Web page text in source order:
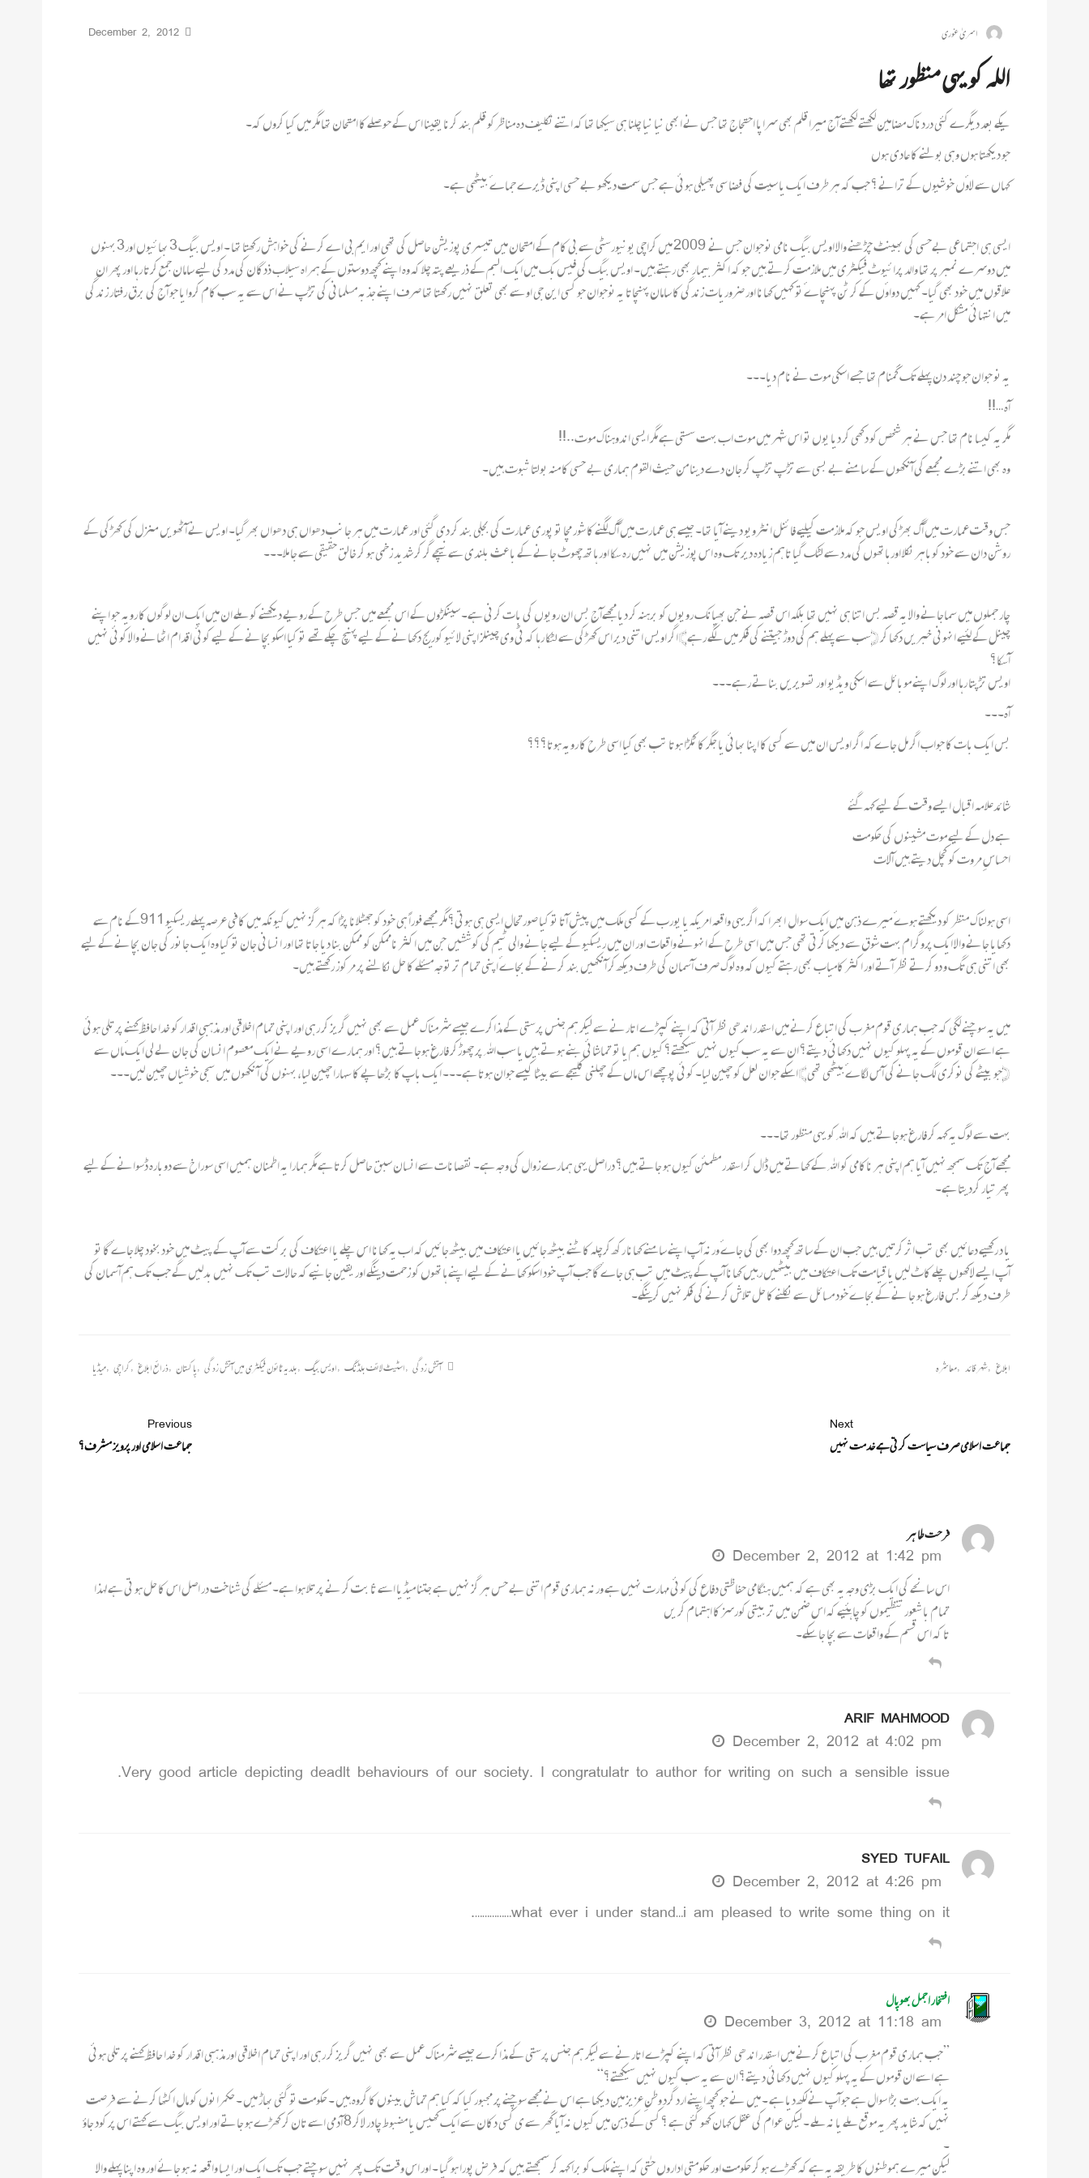
اسریٰ غوری December 2, 2012
اللہ کو یہی منظور تھا
یکے بعد دیگرے کئی دردناک مضامین لکھتے لکھتے آج میرا قلم بھی سراپا احتجاج تھا جس نے ابھی نیا نیا چلنا ہی سیکھا تھا کہ اتنے تکلیف دہ مناظرکو قلم بند کرنا یقینا اس کے حوصلے کا امتحان تھا مگر میں کیا کروں کہ۔
جو دیکھتا ہوں وہی بولنے کا عادی ہوں
کہاں سے لاوٴں خوشیوں کے ترانے ؟ جب کہ ہر طرف ایک یا سیت کی فضا سی پھیلی ہوئی ہے جس سمت دیکھو بے حسی اپنی ڈیرے جماےٴ بیٹھی ہے۔
ایسی ہی اجتماعی بےحسی کی بھینٹ چڑھنے والا اویس بیگ نامی نوجوان جس نے 2009 میں کراچی یونیورسٹی سے بی کام کے امتحان میں تیسری پوزیشن حاصل کی تھی اور ایم بی اے کرنے کی خواہش رکھتا تھا ۔ اویس بیگ 3 بھائیوں اور3 بہنوں
میں دوسرے نمبر پر تھا والد پرائیوٹ فیکٹری میں ملازمت کرتے ہیں جو کہ اکثر بیمار بھی رہتے ہیں۔ اویس بیگ کی فیس بک میں ایک البم کے ذریعے پتہ چلا کہ وہ اپنے کچھ دوستوں کے ہمراہ سیلاب ذدگان کی مدد کی لیے سامان جمع کرتا رہا اور پھر ان
علاقوں میں خود بھی گیا۔ کہیں دواوٴں کے کرٹن پہنچاےٴ تو کہیں کھانا اور ضروریات زندگی کا سامان پہنچاتا یہ نوجوان جو کسی این جی او سے بھی تعلق نہیں رکھتا تھا صرف اپنے جذبہ مسلمانی کی تڑپ نے اس سے یہ سب کام کروایا جو آج کی برق رفتار زندگی
میں انتہائی مشکل امر ہے۔
یہ نو جوان جو چند دن پہلے تک گمنام تھا جسے اسکی موت نے نام دیا۔۔۔
آہ …!!
مگر یہ کیسا نام تھا جس نے ہر شخص کو دکھی کر دیا یوں تو اس شہر میں موت اب بہت سستی ہے مگر ایسی اندوہناک موت..!!
وہ بھی اتنےبڑے مجمعے کی آنکھوں کے سامنے بے بسی سے تڑپ تڑپ کر جان دے دینا من حیث القوم ہماری بے حسی کا منہ بولتا ثبوت ہیں۔
جس وقت عمارت میں آگ بھڑکی اویس جو کہ ملازمت کیلیے فائنل انٹرویو دینے آیا تھا۔ جیسے ہی عمارت میں آگ لگنے کا شور مچا تو پوری عمارت کی بجلی بند کر دی گئی اور عمارت میں ہر جانب دھواں ہی دھواں بھر گیا۔ اویس نے آٹھویں منزل کی کھڑکی کے
روشن دان سے خود کوباہر نکلا اور ہاتھوں کی مدد سے لٹک گیا تاہم زیادہ دیر تک وہ اس پوزیشن میں نہیں رہ سکا اور ہاتھ چھوٹ جانے کے باعث بلندی سے نیچے گر کر شدید زخمی ہو کر خالق حقیقی سے جا ملا۔۔۔
چار جملوں میں سماجانے والا یہ قصہ بس اتنا ہی نہیں تھا بلکہ اس قصہ نے جن بھیانک رویوں کو برہنہ کر دیا مجھےآج بس ان رویوں کی بات کرنی ہے۔ سینکڑوں کے اس مجمعے میں جس طرح کے رویے دیکھنے کو ملے ان میں ایک ان لوگوں کا رویہ جو اپنے
چینل کے لئیے انہونی خبریں دکھا کر ﴿سب سے پہلے ہم کی دوڑ جیتنے کی فکر میں لگے رہے﴾ اگر اویس اتنی دیر اس کھڑکی سے لٹکا رہا کہ ٹی وی چینلز اپنی لائیو کوریج دکھانے کے لیے پہنچ چکے تھے تو کیا اسکو بچانے کے لیے کوئی اقدام اٹھانے والا کوئی نہیں
آسکا؟
اویس تڑپتا رہا اور لوگ اپنے موبائل سے اسکی ویڈیو اور تصویریں بناتے رہے۔۔۔
آہ۔۔۔
بس ایک بات کا جواب اگر مل جاےٴ کہ اگر اویس ان میں سے کسی کا اپنا بھائی یا جگر کا ٹکڑا ہوتا تب بھی کیا اسی طرح کا رویہ ہوتا؟؟؟
شائدعلامہ اقبال ایسے وقت کے لیے کہہ گئے
ہے دل کے لیے موت مشینوں کی حکومت
احساسِ مروت کو کچل دیتے ہیں آلات
اسی ہولناک منظر کو دیکھتے ہوےٴ میرے ذہن میں ایک سوال ابھرا کہ اگر یہی واقعہ امریکہ یا یورب کے کسی ملک میں پیش آتا تو کیا صورتحال ایسی ہی ہوتی؟ مگر مجھے فوراً ہی خود کو جھٹلانا پڑا کہ ہرگز نہیں کیونکہ میں کافی عرصہ پہلے ریسکیو 911کے نام سے
دکھایا جانے والا ایک پروگرام بہت شوق سے دیکھا کرتی تھی جس میں اسی طرح کے انہونے واقعات اور ان میں ریسکیو کے لیے جانے والی ٹیم کی کوششیں جن میں اکثر ناممکن کو ممکن بنا دیا جاتا تھا اور انسانی جان تو کیا وہ ایک جانور کی جان بچانے کے لیے
بھی اتنی ہی تگ و دو کرتے نظر آتے اور اکثر کامیاب بھی رہتے کیوں کہ وہ لوگ صرف آسمان کی طرف دیکھ کر آنکھیں بند کرنے کے بجاےٴ اپنی تمام تر توجہ مسئلے کا حل نکالنے پر مرکوز رکھتے ہیں۔
میں یہ سوچنے لگی کہ جب ہماری قوم مغرب کی اتباع کرنے میں اسقدر اندھی نظر آتی کہ اپنے کپڑے اتارنے سے لیکر ہم جنس پرستی کے مذاکرے جیسے شرمناک عمل سے بھی نہیں گریز کر رہی اور اپنی تمام اخلاقی اور مذہبی اقدار کو خدا حافظ کہنے پر تلی ہوئی
ہے اسے ان قوموں کے یہ پہلو کیوں نہیں دکھائی دیتے؟ ان سے یہ سب کیوں نہیں سیکھتے؟ کیوں ہم یا تو تماشائی بنے ہوتے ہیں یا سب اﷲ پر چھوڑکر فارغ ہوجاتے ہیں؟ اور ہمارے اسی رویے نے ایک معصوم انسان کی جان لے لی ایکٴ ماں سے
﴿جو بیٹے کی نوکری لگ جانے کی آس لگاےٴبیٹھی تھی﴾ اسکے جوان لعل کو چھین لیا۔ کوئی پوچھے اس ماں کے چھلنی کلیجے سے بیٹا کیسے جوان ہوتا ہے۔۔۔ ایک باپ کا بڑھاپے کا سہارا چھین لیا، بہنوں کی آ نکھوں میں سجی خوشیاں چھین لیں۔۔۔
بہت سے لوگ یہ کہہ کر فارغ ہوجاتے ہیں کہ اﷲ کو یہی منظور تھا۔۔۔
مجھے آج تک سمجھ نہیں آیا ہم اپنی ہر ناکامی کو اﷲ کے کھاتے میں ڈال کر اسقدر مطمئن کیوں ہو جاتے ہیں؟ دراصل یہی ہمارے زوال کی وجہ ہے۔ نقصانات سے انسان سبق حاصل کرتا ہے مگر ہمارا یہ اطمنان ہمیں اسی سوراخ سے دوبارہ ڈسوانے کے لیے
پھر تیار کردیتا ہے۔
یا د رکھیے دعائیں بھی تب اثر کرتیں ہیں جب ان کے ساتھ کچھ دوا بھی کی جاےٴ ورنہ آپ اپنے سامنے کھانا رکھ کرچلہ کاٹنے بیٹھ جائیں یا اعتکاف میں بیٹھ جائیں کہ اب یہ کھانا اس چلے یا اعتکاف کی برکت سے آپ کے پیٹ میں خود بخود چلا جاےٴ گا تو
آپ ایسے لاکھوں چلے کاٹ لیں یا قیامت تک اعتکاف میں بیٹھیں رہیں کھانا آپ کے پیٹ میں تب ہی جاےٴ گا جب آپ خود اسکو کھانے کے لیے اپنے ہاتھوں کو زحمت دینگے اور یقین جانیے کہ حالات تب تک نہیں بدلیں گے جب تک ہم آسمان کی
طرف دیکھ کر بس فارغ ہو جا نے کے بجاےٴ خود مسائل سے نکلنے کا حل تلاش کرنے کی فکر نہیں کرینگے۔
ابلاغ ,شہر قائد ,معاشرہ آتش زدگی ,اسٹیٹ لائف بلڈنگ ,اویس بیگ ,بلدیہ ٹائون فیکٹری میں آتش زدگی ,پاکستان ,ذرائع ابلاغ ,کراچی ,میڈیا
Previous
جماعت اسلامی اور پرویز مشرف؟
Next
جماعت اسلامی صرف سیاست کرتی ہے خدمت نہیں
فرحت طا ہر
December 2, 2012 at 1:42 pm
اس سانحے کی ایک بڑی وجہ یہ بھی ہے کہ ہمیں ہنگامی حفاظتی دفاع کی کوئی مہارت نہیں ہے ورنہ ہماری قوم اتنی بے حس ہر گز نہیں ہے جتنا میڈیا اسے ثا بت کر نے پر تلا ہوا ہے۔ مسئلے کی شناخت در اصل اس کا حل ہو تی ہے لہذا
تمام با شعور تنظیموں کو چا ہئیے کہ اس ضمن میں تر بیتی کورسز کا اہتمام کر یں
تا کہ اس قسم کے واقعات سے بچا جا سکے۔
ARIF MAHMOOD
December 2, 2012 at 4:02 pm
Very good article depicting deadlt behaviours of our society. I congratulatr to author for writing on such a sensible issue.
SYED TUFAIL
December 2, 2012 at 4:26 pm
what ever i under stand…i am pleased to write some thing on it…………….
افتخار اجمل بھوپال
December 3, 2012 at 11:18 am
”جب ہماری قوم مغرب کی اتباع کرنے میں اسقدر اندھی نظر آتی کہ اپنے کپڑے اتارنے سے لیکر ہم جنس پرستی کے مذاکرے جیسے شرمناک عمل سے بھی نہیں گریز کر رہی اور اپنی تمام اخلاقی اور مذہبی اقدار کو خدا حافظ کہنے پر تلی ہوئی
ہے اسے ان قوموں کے یہ پہلو کیوں نہیں دکھائی دیتے؟ ان سے یہ سب کیوں نہیں سیکھتے؟“
یہ ایک بہت بڑا سوال ہے جو آپ نے لکھ دیا ہے ۔ میں نے جو کچھ اپنے ارد گرد وطنِ عزیز مین دیکھا ہے اس نے مجھے سوچنے پر مجبور کیا کہ کیا ہم تماش بینوں کا گروہ ہیں ۔ حکومت تو گئی بھاڑ میں ۔ حکمرانوں کو مال اکٹھا کرنے سے فرصت
نہیں کہ شاید پھر یہ موقع ملے یا نہ ملے ۔ لیکن عوام کی عقل کہان کھو گئی ہے ؟ کسی کے ذہن میں کیوں نہ آیا گھر سے ی کسی دکان سے ایک کھیس یا مضبوط چادر لاکر 8 آدمی اسے تان کر کھڑے ہو جاتے اور اویس بیگ سے کہتے اس پر کود جاؤ
۔
لیکن میرے ہموطنوں کا طریقہ یہ ہے کہ کھڑے ہو کر حکومت اور حکومتی اداروں حتٰی کہ اپنے ملک کو برا کہہ کر سمجھتے ہیں کہ فرض پورا ہو گیا ۔ اور اس وقت تک پھر نہیں سوچتے جب تک ایک اور ایسا واقعہ نہ ہو جائے اور وہ اپنا پہلے والا